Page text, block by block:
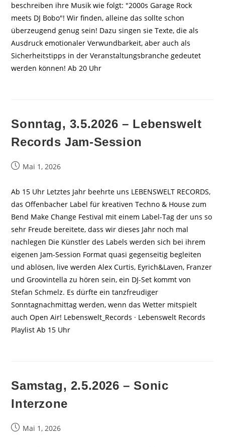
beschreiben ihre Musik wie folgt: "2000s Garage Rock
meets DJ Bobo"! Wir finden, alleine das sollte schon
überzeugend genug sein! Dazu singen sie Texte, die als
Ausdruck emotionaler Verwundbarkeit, aber auch als
Sicherheitstipps in der Veranstaltungsbranche gedeutet
werden können! Ab 20 Uhr
Sonntag, 3.5.2026 – Lebenswelt
Records Jam-Session
BeitragMai 1, 2026
Ab 15 Uhr Letztes Jahr beehrte uns LEBENSWELT RECORDS,
das Offenbacher Label für kreativen Techno & House zum
Bend Make Change Festival mit einem Label-Tag der uns so
sehr Freude bereitete, dass wir dieses Jahr noch mal
nachlegen Die Künstler des Labels werden sich bei ihrem
eigenen Jam-Session Format quasi gegenseitig begleiten
und ablösen, live werden Alex Curtis, Eyrich&Laven, Franzer
und Groovintella zu hören sein, ein DJ-Set kommt von
Stefan Schmelz. Es dürfte ein tanzfreudiger
Sonntagnachmittag werden, wenn das Wetter mitspielt
auch Open Air! Lebenswelt_Records · Lebenswelt Records
Playlist Ab 15 Uhr
Samstag, 2.5.2026 – Sonic
Interzone
BeitragMai 1, 2026